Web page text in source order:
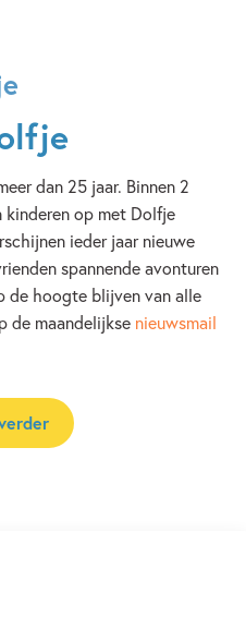
dan 25 jaar. Binnen 2
kinderen op met Dolfje
ieder jaar nieuwe
spannende avonturen
de hoogte blijven van alle
de maandelijkse nieuwsmail
serie 'Dolfje